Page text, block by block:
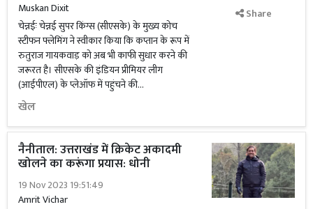
Muskan Dixit
चेन्नईः चेन्नई सुपर किंग्स (सीएसके) के मुख्य कोच
स्टीफन फ्लेमिंग ने स्वीकार किया कि कप्तान के रूप में
रुतुराज गायकवाड़ को अब भी काफी सुधार करने की
जरूरत है। सीएसके की इंडियन प्रीमियर लीग
(आईपीएल) के प्लेऑफ में पहुंचने की...
खेल
Share
नैनीताल: उत्तराखंड में क्रिकेट अकादमी
खोलने का करूंगा प्रयास: धोनी
19 Nov 2023 19:51:49
Amrit Vichar